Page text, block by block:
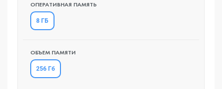
ОПЕРАТИВНАЯ ПАМЯТЬ
8 ГБ
ОБЪЕМ ПАМЯТИ
256 Гб